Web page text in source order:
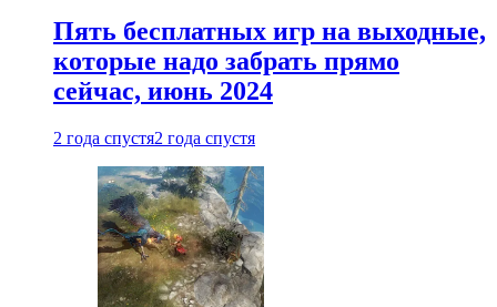
Пять бесплатных игр на выходные,
которые надо забрать прямо
сейчас, июнь 2024
2 года спустя2 года спустя